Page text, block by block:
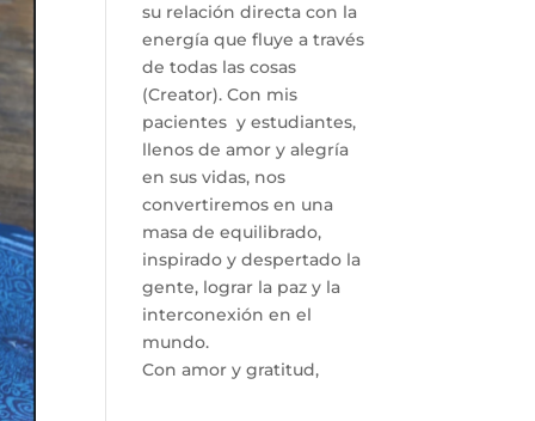
su relación directa con la
energía que fluye a través
de todas las cosas
(Creator). Con mis
pacientes y estudiantes,
llenos de amor y alegría
en sus vidas, nos
convertiremos en una
masa de equilibrado,
inspirado y despertado la
gente, lograr la paz y la
interconexión en el
mundo.
Con amor y gratitud,